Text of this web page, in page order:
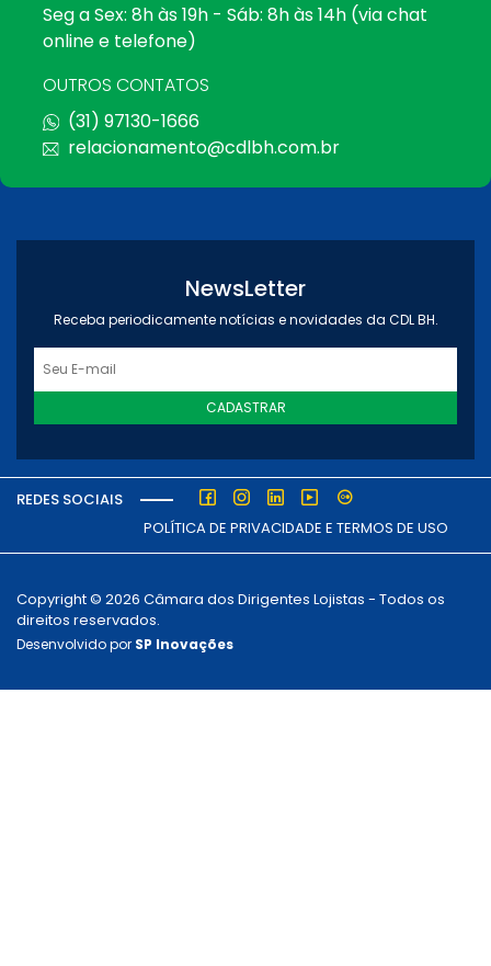
Seg a Sex: 8h às 19h - Sáb: 8h às 14h (via chat
online e telefone)
OUTROS CONTATOS
(31) 97130-1666
relacionamento@cdlbh.com.br
NewsLetter
Receba periodicamente notícias e novidades da CDL BH.
CADASTRAR
REDES SOCIAIS
POLÍTICA DE PRIVACIDADE E TERMOS DE USO
Copyright © 2026 Câmara dos Dirigentes Lojistas - Todos os
direitos reservados.
Desenvolvido por SP Inovações